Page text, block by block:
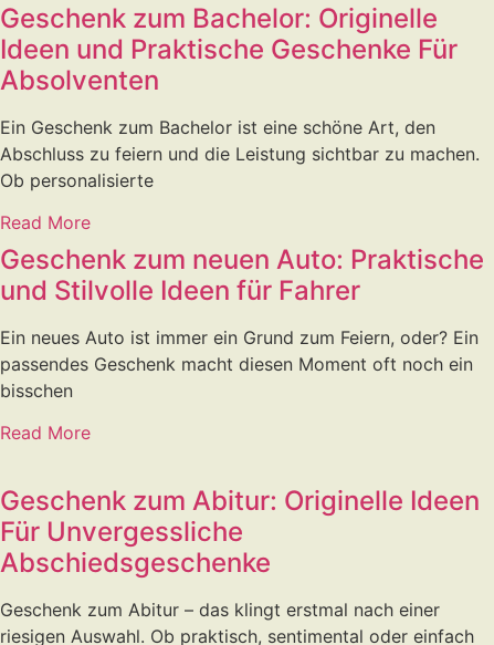
Geschenk zum Bachelor: Originelle
Ideen und Praktische Geschenke Für
Absolventen
Ein Geschenk zum Bachelor ist eine schöne Art, den
Abschluss zu feiern und die Leistung sichtbar zu machen.
Ob personalisierte
Read More
Geschenk zum neuen Auto: Praktische
und Stilvolle Ideen für Fahrer
Ein neues Auto ist immer ein Grund zum Feiern, oder? Ein
passendes Geschenk macht diesen Moment oft noch ein
bisschen
Read More
Geschenk zum Abitur: Originelle Ideen
Für Unvergessliche
Abschiedsgeschenke
Geschenk zum Abitur – das klingt erstmal nach einer
riesigen Auswahl. Ob praktisch, sentimental oder einfach